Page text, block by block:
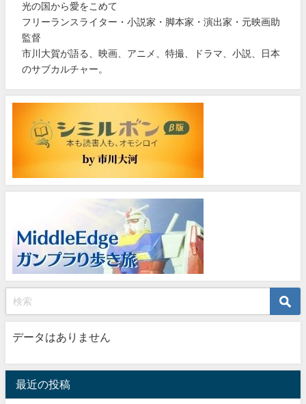
光の国から愛をこめて
フリーランスライター・小説家・脚本家・演出家・元映画助
監督
市川大賀が語る、映画、アニメ、特撮、ドラマ、小説、日本
のサブカルチャー。
データはありません
最近の投稿